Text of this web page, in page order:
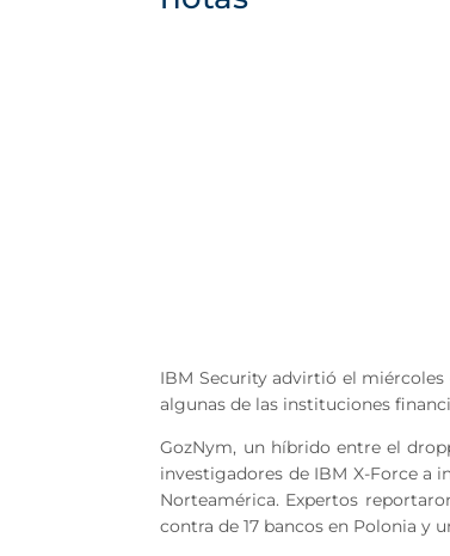
IBM Security advirtió el
algunas de las instituciones
GozNym, un híbrido entre el
investigadores de IBM X-Force a
Norteamérica. Expertos
contra de 17 bancos en Polonia y